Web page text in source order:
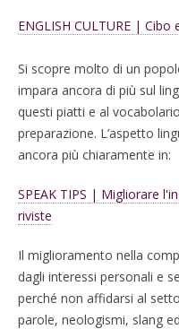
ENGLISH CULTURE | Cibo
Si scopre molto di un
impara ancora di più sul
questi piatti e al
preparazione. L’aspetto
ancora più chiaramente in:
SPEAK TIPS | Migliorare
riviste
Il miglioramento nella
dagli interessi personali e
perché non affidarsi al
parole, neologismi, slang